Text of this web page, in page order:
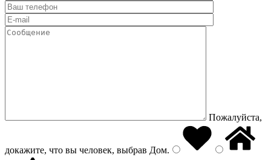
Пожалуйста,
докажите, что вы человек, выбрав Дом.